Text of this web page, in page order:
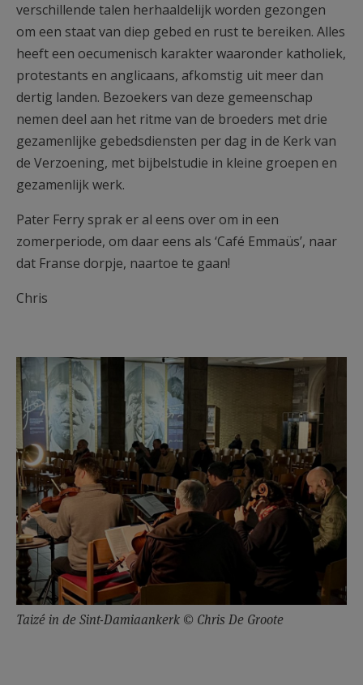
verschillende talen herhaaldelijk worden gezongen
om een staat van diep gebed en rust te bereiken. Alles
heeft een oecumenisch karakter waaronder katholiek,
protestants en anglicaans, afkomstig uit meer dan
dertig landen. Bezoekers van deze gemeenschap
nemen deel aan het ritme van de broeders met drie
gezamenlijke gebedsdiensten per dag in de Kerk van
de Verzoening, met bijbelstudie in kleine groepen en
gezamenlijk werk.
Pater Ferry sprak er al eens over om in een
zomerperiode, om daar eens als ‘Café Emmaüs’, naar
dat Franse dorpje, naartoe te gaan!
Chris
Taizé in de Sint-Damiaankerk © Chris De Groote